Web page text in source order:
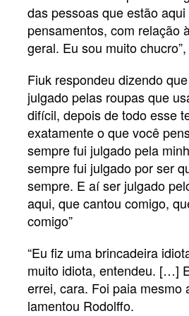
das pessoas que estão
pensamentos, com relação
geral. Eu sou muito
Fiuk respondeu dizendo
julgado pelas roupas que
difícil, depois de todo esse
exatamente o que você
sempre fui julgado pela
sempre fui julgado por ser
sempre. E aí ser julgado
aqui, que cantou comigo,
comigo”
“Eu fiz uma brincadeira
muito idiota, entendeu. […]
errei, cara. Foi paia mesmo
lamentou Rodolffo.